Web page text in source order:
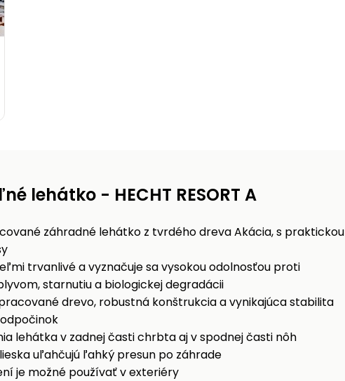
lehátko - HECHT RESORT A
záhradné lehátko z tvrdého dreva Akácia, s praktickou
trvanlivé a vyznačuje sa vysokou odolnosťou proti
starnutiu a biologickej degradácii
drevo, robustná konštrukcia a vynikajúca stabilita
lehátka v zadnej časti chrbta aj v spodnej časti nôh
uľahčujú ľahký presun po záhrade
je možné používať v exteriéry